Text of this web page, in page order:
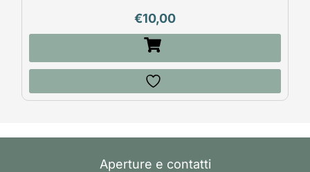
€10,00
Aperture e contatti